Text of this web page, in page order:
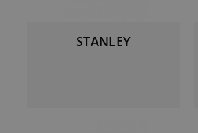
STANLEY